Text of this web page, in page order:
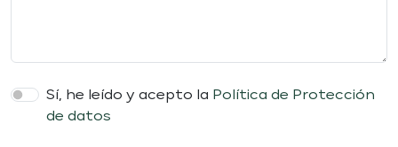
Sí, he leído y acepto la Política de Protección
de datos